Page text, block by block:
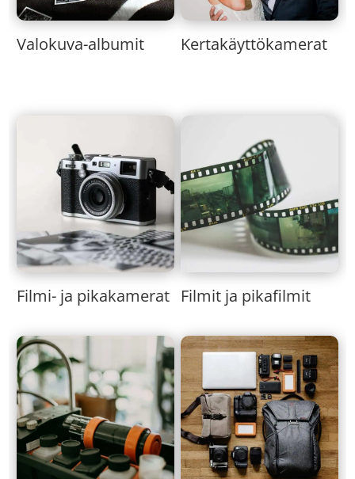
Valokuva-albumit Kertakäyttökamerat
Filmi- ja pikakamerat Filmit ja pikafilmit